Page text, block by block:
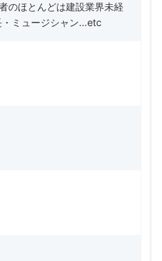
のほとんどは建設業界未経
ミュージシャン...etc